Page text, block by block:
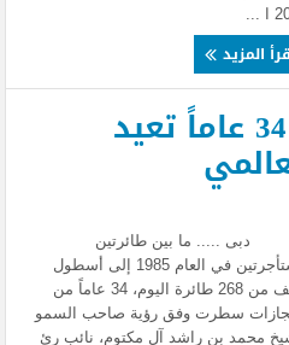
...
المزيد
طيران الإمارات 34 عاماً تعيد
..... ما بين طائرتين
مستأجرتين في العام 1985 إلى أسطول
يتألف من 268 طائرة اليوم، 34 عاماً من
سطرت وفق رؤية صاحب السمو
محمد بن راشد آل مكتوم، نائب رئ